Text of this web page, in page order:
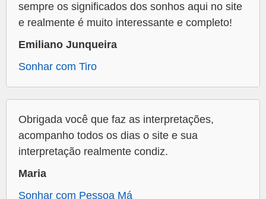
sempre os significados dos sonhos aqui no site
e realmente é muito interessante e completo!
Emiliano Junqueira
Sonhar com Tiro
Obrigada você que faz as interpretações,
acompanho todos os dias o site e sua
interpretação realmente condiz.
Maria
Sonhar com Pessoa Má